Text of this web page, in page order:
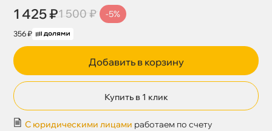
1 425 ₽1 500 ₽ -5%
356 ₽
Добавить в корзину
Купить в 1 клик
С юридическими лицами работаем по счету